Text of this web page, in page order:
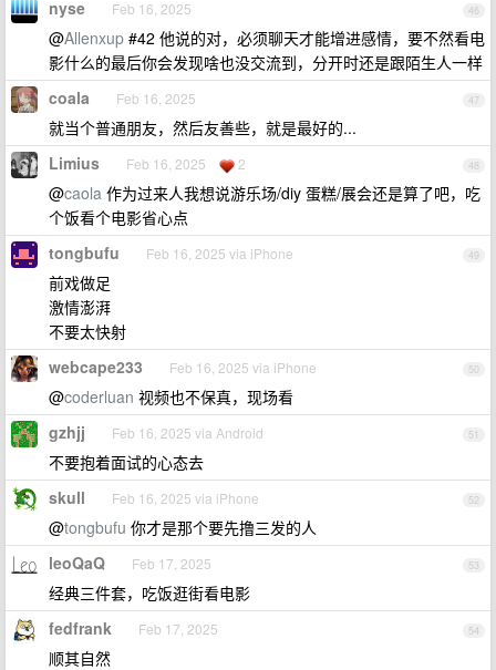
46
nyse Feb 16, 2025
@Allenxup #42 他说的对，必须聊天才能增进感情，要不然看电
影什么的最后你会发现啥也没交流到，分开时还是跟陌生人一样
47
coala Feb 16, 2025
就当个普通朋友，然后友善些，就是最好的...
48
Limius Feb 16, 2025 2
@caola 作为过来人我想说游乐场/diy 蛋糕/展会还是算了吧，吃
个饭看个电影省心点
49
tongbufu Feb 16, 2025 via iPhone
前戏做足
激情澎湃
不要太快射
50
webcape233 Feb 16, 2025 via iPhone
@coderluan 视频也不保真，现场看
51
gzhjj Feb 16, 2025 via Android
不要抱着面试的心态去
52
skull Feb 16, 2025 via iPhone
@tongbufu 你才是那个要先撸三发的人
53
leoQaQ Feb 17, 2025
经典三件套，吃饭逛街看电影
54
fedfrank Feb 17, 2025
顺其自然